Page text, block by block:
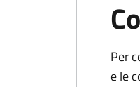
Per
e le